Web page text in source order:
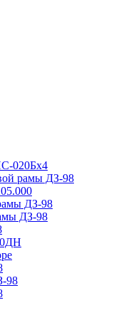
020Бх4
рамы ДЗ-98
ДЗ-98
ДЗ-98
98